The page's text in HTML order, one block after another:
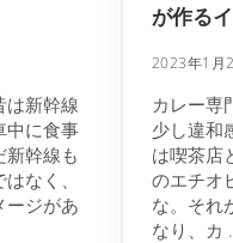
は新幹線
中に食事
新幹線も
なく、
ージがあ
が作る
2023年1月
カレー専
少し違和
は喫茶店
のエチオ
な。それ
なり、カ